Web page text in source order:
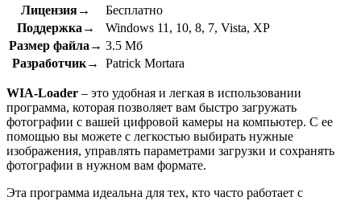
Лицензия→
Бесплатно
Поддержка→
Windows 11, 10, 8, 7, Vista, XP
Размер файла→ 3.5 Мб
Разработчик→
Patrick Mortara
WIA-Loader – это удобная и легкая в использовании
программа, которая позволяет вам быстро загружать
фотографии с вашей цифровой камеры на компьютер. С ее
помощью вы можете с легкостью выбирать нужные
изображения, управлять параметрами загрузки и сохранять
фотографии в нужном вам формате.
Эта программа идеальна для тех, кто часто работает с